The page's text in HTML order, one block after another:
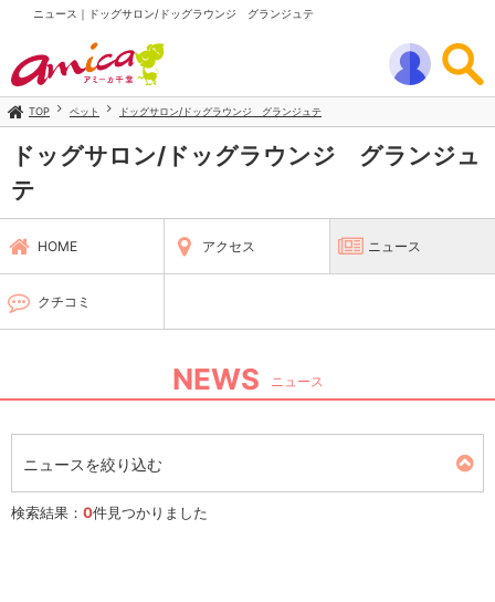
ニュース｜ドッグサロン/ドッグラウンジ グランジュテ
TOP ペット ドッグサロン/ドッグラウンジ グランジュテ
ドッグサロン/ドッグラウンジ グランジュ
テ
HOME アクセス ニュース
クチコミ
NEWS ニュース
ニュースを絞り込む
検索結果： 0件見つかりました